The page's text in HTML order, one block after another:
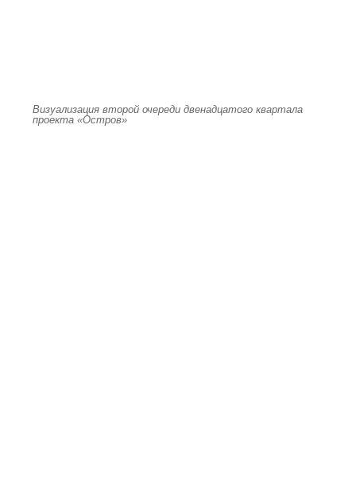
Визуализация второй очереди двенадцатого квартала
проекта «Остров»